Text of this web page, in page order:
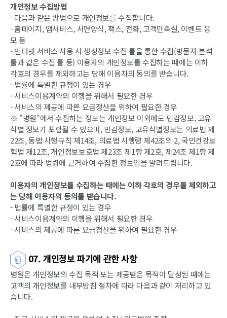
개인정보 수집방법
- 다음과 같은 방법으로 개인정보를 수집합니다.
- 홈페이지, 앱서비스, 서면양식, 팩스, 전화, 고객만족실, 이벤트 응
모 등
- 인터넷 서비스 사용 시 생성정보 수집 툴을 통한 수집(방문자 분석
툴과 같은 수집 툴 등) 이용자의 개인정보를 수집하는 때에는 이하
각호의 경우를 제외하고는 당해 이용자의 동의를 받습니다.
- 법률에 특별한 규정이 있는 경우
- 서비스이용계약의 이행을 위해서 필요한 경우
- 서비스의 제공에 따른 요금정산을 위하여 필요한 경우
※ "병원"에서 수집하는 정보는 개인정보 이외에도 민감정보, 고유
식별 정보가 포함될 수 있으며, 민감정보, 고유식별정보는 의료법 제
22조, 동법 시행규칙 제14조, 의료법 시행령 제42조의 2, 국민건강보
험법 제12조, 개인정보보호법 제23조 제1항 제2호, 제24조 제1항 제
2호에 따라 법령에 근거하여 수집한 정보임을 알려드립니다.
이용자의 개인정보를 수집하는 때에는 이하 각호의 경우를 제외하고
는 당해 이용자의 동의를 받습니다.
- 법률에 특별한 규정이 있는 경우
- 서비스이용계약의 이행을 위해서 필요한 경우
- 서비스의 제공에 따른 요금정산을 위하여 필요한 경우
07. 개인정보 파기에 관한 사항
병원은 개인정보의 수집 목적 또는 제공받은 목적이 달성된 때에는
고객의 개인정보를 내부방침 절차에 따라 다음과 같이 처리하고 있
습니다.